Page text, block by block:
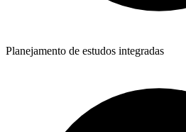
Planejamento de estudos integradas